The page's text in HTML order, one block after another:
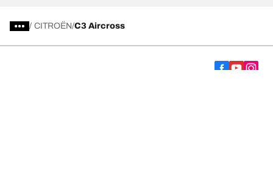
/ CITROËN C3 Aircross